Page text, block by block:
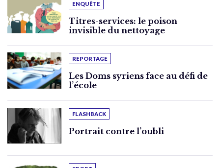
ENQUÊTE
Titres-services: le poison
invisible du nettoyage
REPORTAGE
Les Doms syriens face au défi de
l’école
FLASHBACK
Portrait contre l’oubli